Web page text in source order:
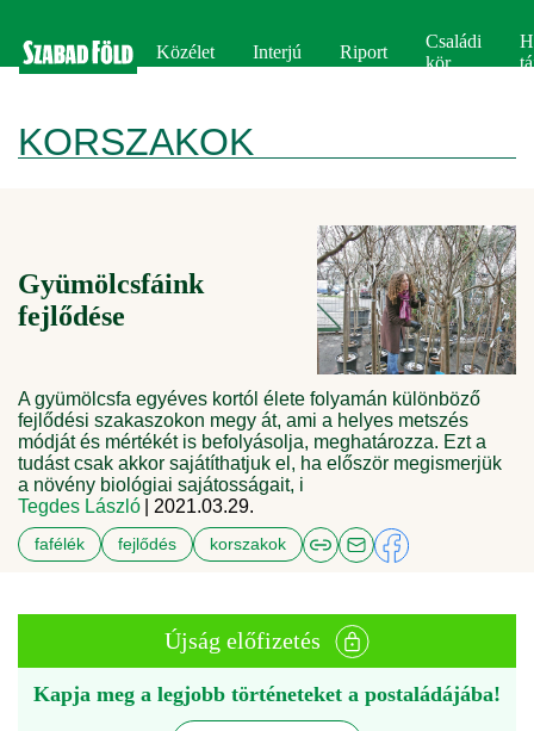
Közélet Interjú Riport
Családi
kör
KORSZAKOK
Gyümölcsfáink
fejlődése
A gyümölcsfa egyéves kortól élete folyamán különböző
fejlődési szakaszokon megy át, ami a helyes metszés
módját és mértékét is befolyásolja, meghatározza. Ezt a
tudást csak akkor sajátíthatjuk el, ha először megismerjük
a növény biológiai sajátosságait, i
Tegdes László
| 2021.03.29.
fafélék fejlődés korszakok
Újság előfizetés
Kapja meg a legjobb történeteket a postaládájába!